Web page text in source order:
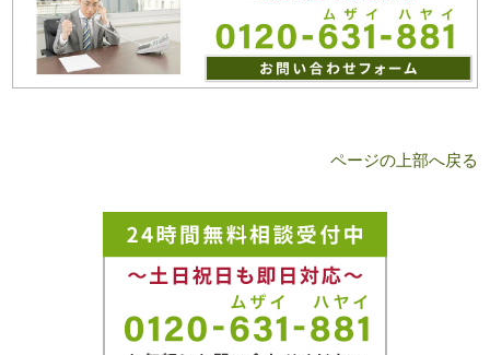
ページの上部へ戻る